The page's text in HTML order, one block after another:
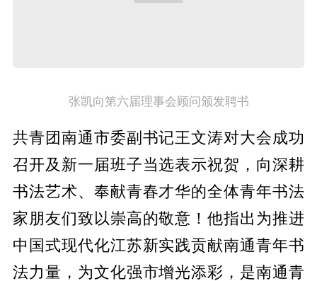
张凯向第六届理事会顾问颁发聘书
共青团南通市委副书记王文涛对大会成功
召开及新一届班子当选表示祝贺，向深耕
书法艺术、奉献青春才华的全体青年书法
家朋友们致以崇高的敬意！他指出为推进
中国式现代化江苏新实践贡献南通青年书
法力量，为文化强市增光添彩，是南通青